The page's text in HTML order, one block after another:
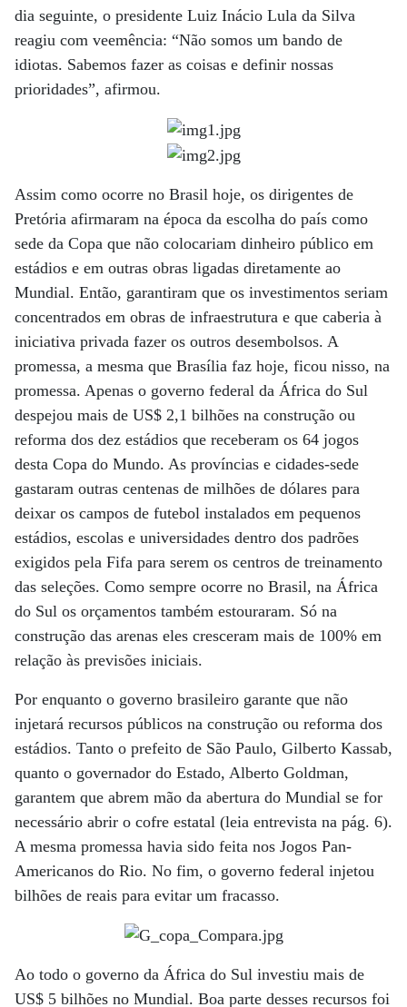
dia seguinte, o presidente Luiz Inácio Lula da Silva
reagiu com veemência: “Não somos um bando de
idiotas. Sabemos fazer as coisas e definir nossas
prioridades”, afirmou.
Assim como ocorre no Brasil hoje, os dirigentes de
Pretória afirmaram na época da escolha do país como
sede da Copa que não colocariam dinheiro público em
estádios e em outras obras ligadas diretamente ao
Mundial. Então, garantiram que os investimentos seriam
concentrados em obras de infraestrutura e que caberia à
iniciativa privada fazer os outros desembolsos. A
promessa, a mesma que Brasília faz hoje, ficou nisso, na
promessa. Apenas o governo federal da África do Sul
despejou mais de US$ 2,1 bilhões na construção ou
reforma dos dez estádios que receberam os 64 jogos
desta Copa do Mundo. As províncias e cidades-sede
gastaram outras centenas de milhões de dólares para
deixar os campos de futebol instalados em pequenos
estádios, escolas e universidades dentro dos padrões
exigidos pela Fifa para serem os centros de treinamento
das seleções. Como sempre ocorre no Brasil, na África
do Sul os orçamentos também estouraram. Só na
construção das arenas eles cresceram mais de 100% em
relação às previsões iniciais.
Por enquanto o governo brasileiro garante que não
injetará recursos públicos na construção ou reforma dos
estádios. Tanto o prefeito de São Paulo, Gilberto Kassab,
quanto o governador do Estado, Alberto Goldman,
garantem que abrem mão da abertura do Mundial se for
necessário abrir o cofre estatal (leia entrevista na pág. 6).
A mesma promessa havia sido feita nos Jogos Pan-
Americanos do Rio. No fim, o governo federal injetou
bilhões de reais para evitar um fracasso.
Ao todo o governo da África do Sul investiu mais de
US$ 5 bilhões no Mundial. Boa parte desses recursos foi